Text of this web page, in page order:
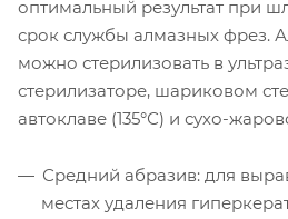
оптимальный результат при
срок службы алмазных фрез.
можно стерилизовать в
стерилизаторе, шариковом
автоклаве (135°С) и сухо-
Средний абразив: для
местах удаления